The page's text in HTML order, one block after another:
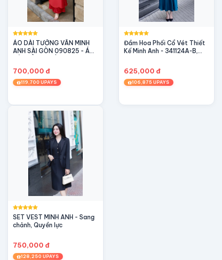
ÁO DÀI TƯỞNG VÂN MINH
ANH SÀI GÒN 090825 - ÁO
NHÀNG, TRANG NHÃ
700,000 đ
119,700 UPAYS
Đầm Hoa Phối Cổ Vét Thiết
Kế Minh Anh - 341124A-B,
trọng, xếp ly, túi sườn
625,000 đ
106,875 UPAYS
SET VEST MINH ANH - Sang
chảnh, Quyền lực
750,000 đ
128,250 UPAYS